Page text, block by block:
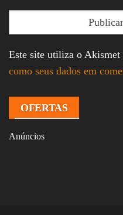
Este site utiliza o Akismet
como seus dados em
OFERTAS
Anúncios